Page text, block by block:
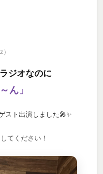
ジオなのに
ん」
スト出演しました🎤✨
てください！